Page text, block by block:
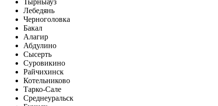
Тырныауз
Лебедянь
Черноголовка
Бакал
Алагир
Абдулино
Сысерть
Суровикино
Райчихинск
Котельниково
Тарко-Сале
Среднеуральск